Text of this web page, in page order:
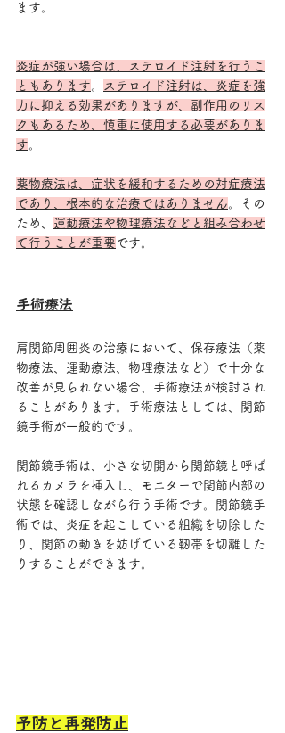
ます。
炎症が強い場合は、ステロイド注射を行うこ
ともあります。
ステロイド注射は、炎症を強
力に抑える効果がありますが、副作用のリス
クもあるため、慎重に使用する必要がありま
す。
薬物療法は、症状を緩和するための対症療法
であり、根本的な治療ではありません。その
ため、 運動療法や物理療法などと組み合わせ
て行うことが重要 です。
手術療法
肩関節周囲炎の治療において、保存療法（薬
物療法、運動療法、物理療法など）で十分な
改善が見られない場合、手術療法が検討され
ることがあります。手術療法としては、関節
鏡手術が一般的です。
関節鏡手術は、小さな切開から関節鏡と呼ば
れるカメラを挿入し、モニターで関節内部の
状態を確認しながら行う手術です。関節鏡手
術では、炎症を起こしている組織を切除した
り、関節の動きを妨げている靭帯を切離した
りすることができます。
予防と再発防止